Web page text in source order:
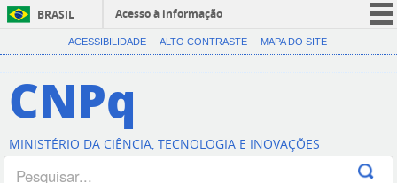
BRASIL
Acesso à informação
CORONAVÍRUS (COVID-19)
Canais
ACESSIBILIDADE ALTO CONTRASTE MAPA DO SITE
CNPq
MINISTÉRIO DA CIÊNCIA, TECNOLOGIA E INOVAÇÕES